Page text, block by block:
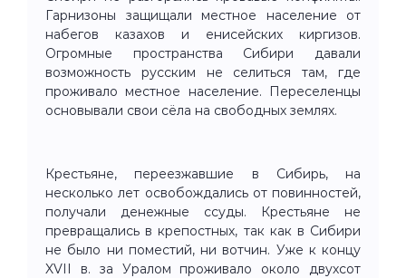
Гарнизоны защищали местное население от
набегов казахов и енисейских киргизов.
Огромные пространства Сибири давали
возможность русским не селиться там, где
проживало местное население. Переселенцы
основывали свои сёла на свободных землях.
Крестьяне, переезжавшие в Сибирь, на
несколько лет освобождались от повинностей,
получали денежные ссуды. Крестьяне не
превращались в крепостных, так как в Сибири
не было ни поместий, ни вотчин. Уже к концу
XVII в. за Уралом проживало около двухсот